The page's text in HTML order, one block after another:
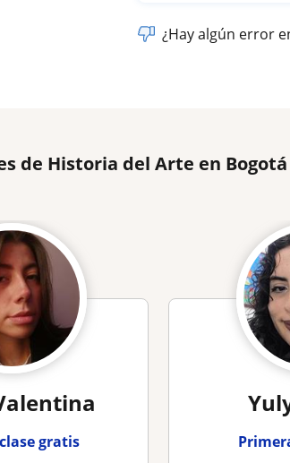
¿Hay algún error
de Historia del Arte en
gratis